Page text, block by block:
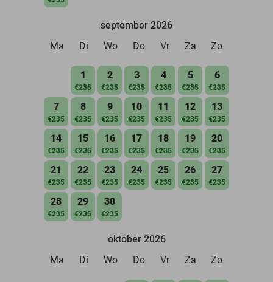
september 2026
Ma
Di Wo Do Vr Za Zo
1
€235
2
€235
3
€235
4
€235
5
€235
6
€235
7
€235
8
€235
9
€235
10
€235
11
€235
12
€235
13
€235
14
€235
15
€235
16
€235
17
€235
18
€235
19
€235
20
€235
21
€235
22
€235
23
€235
24
€235
25
€235
26
€235
27
€235
28
€235
29
€235
30
€235
oktober 2026
Ma
Di Wo Do Vr Za Zo